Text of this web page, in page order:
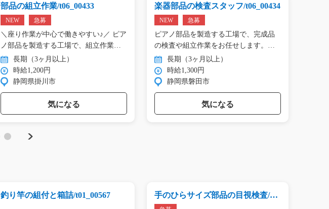
部品の組立作業/t06_00433
NEW 急募
＼座り作業が中心で働きやすい♪／ ピア
ノ部品を製造する工場で、組立作業…
長期（3ヶ月以上）
時給1,200円
静岡県掛川市
気になる
楽器部品の検査スタッフ/t06_00434
NEW 急募
ピアノ部品を製造する工場で、完成品
の検査や組立作業をお任せします。
目… 長期（3ヶ月以上）
時給1,300円
静岡県磐田市
気になる
Next
釣り竿の組付と箱詰/t01_00567
手のひらサイズ部品の目視検査/y0
1_01278